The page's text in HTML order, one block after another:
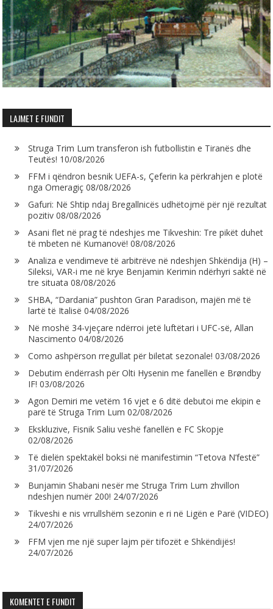
LAJMET E FUNDIT
Struga Trim Lum transferon ish futbollistin e Tiranës dhe
Teutës! 10/08/2026
FFM i qëndron besnik UEFA-s, Çeferin ka përkrahjen e plotë
nga Omeragiç 08/08/2026
Gafuri: Në Shtip ndaj Bregallnicës udhëtojmë për një rezultat
pozitiv 08/08/2026
Asani flet në prag të ndeshjes me Tikveshin: Tre pikët duhet
të mbeten në Kumanovë! 08/08/2026
Analiza e vendimeve të arbitrëve në ndeshjen Shkëndija (H) –
Sileksi, VAR-i me në krye Benjamin Kerimin ndërhyri saktë në
tre situata 08/08/2026
SHBA, “Dardania” pushton Gran Paradison, majën më të
lartë të Italisë 04/08/2026
Në moshë 34-vjeçare ndërroi jetë luftëtari i UFC-së, Allan
Nascimento 04/08/2026
Como ashpërson rregullat për biletat sezonale! 03/08/2026
Debutim ëndërrash për Olti Hysenin me fanellën e Brøndby
IF! 03/08/2026
Agon Demiri me vetëm 16 vjet e 6 ditë debutoi me ekipin e
parë të Struga Trim Lum 02/08/2026
Ekskluzive, Fisnik Saliu veshë fanellën e FC Skopje
02/08/2026
Të dielën spektakël boksi në manifestimin “Tetova N’festë”
31/07/2026
Bunjamin Shabani nesër me Struga Trim Lum zhvillon
ndeshjen numër 200! 24/07/2026
Tikveshi e nis vrrullshëm sezonin e ri në Ligën e Parë (VIDEO)
24/07/2026
FFM vjen me një super lajm për tifozët e Shkëndijës!
24/07/2026
KOMENTET E FUNDIT